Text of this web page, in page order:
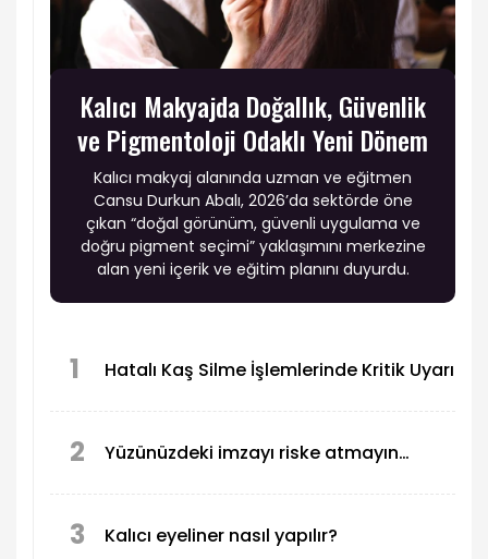
Kalıcı Makyajda Doğallık, Güvenlik
ve Pigmentoloji Odaklı Yeni Dönem
Kalıcı makyaj alanında uzman ve eğitmen
Cansu Durkun Abalı, 2026’da sektörde öne
çıkan “doğal görünüm, güvenli uygulama ve
doğru pigment seçimi” yaklaşımını merkezine
alan yeni içerik ve eğitim planını duyurdu.
1 Hatalı Kaş Silme İşlemlerinde Kritik Uyarı
2 Yüzünüzdeki imzayı riske atmayın…
3 Kalıcı eyeliner nasıl yapılır?